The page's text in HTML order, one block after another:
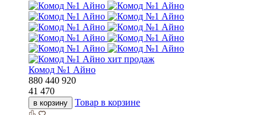
хит продаж
Комод №1 Айно
880 440 920
41 470
в корзину Товар в корзине